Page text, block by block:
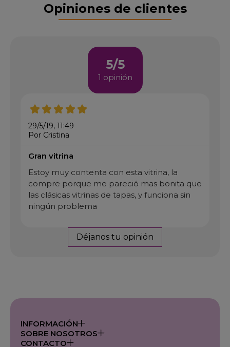
Opiniones de clientes
5/5
1 opinión
29/5/19, 11:49
Por Cristina
Gran vitrina
Estoy muy contenta con esta vitrina, la
compre porque me pareció mas bonita que
las clásicas vitrinas de tapas, y funciona sin
ningún problema
Déjanos tu opinión
INFORMACIÓN
SOBRE NOSOTROS
CONTACTO